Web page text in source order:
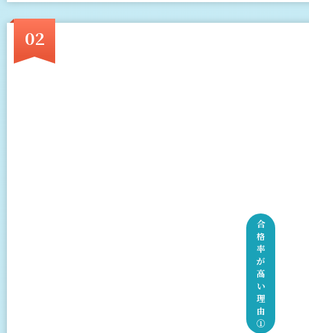
02
合
格
率
が
高
い
理
由
①